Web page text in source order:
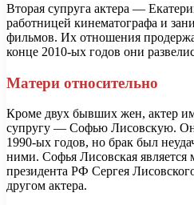
Вторая супруга актера —
работницей кинематографа и
фильмов. Их отношения
конце 2010-ых годов они
Матери относительно
Кроме двух бывших жен, актер
супругу — Софью Лисовскую.
1990-ых годов, но брак был
ними. Софья Лисовская является
президента РФ Сергея
другом актера.